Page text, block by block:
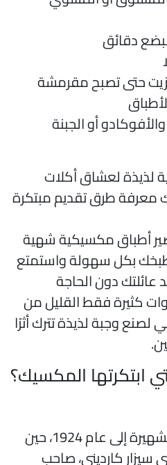
دقائق
حتى تصبح مقرمشة
أو الجبنة
لعشاق أكلات
طرق تقديم مبتكرة
أطباق مكسيكية شهية
بكل سهولة واستمتع
دون الحاجة
فقط القليل من
وجبة لذيذة تترك أثرًا
المكسيك؟
تعود نشأة سلطة سيزر الشهيرة إلى عام 1924، حين
كارديني، صاحب